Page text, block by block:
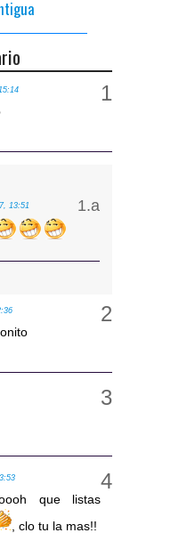
13:51
que listas
, clo tu la mas!!